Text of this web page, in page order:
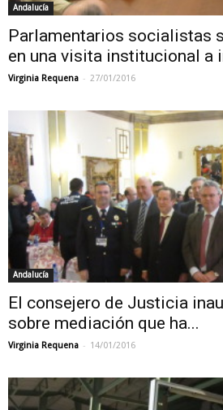
Andalucía
Parlamentarios socialistas
en una visita institucional a
Virginia Requena - 27/01/2016
Andalucía
El consejero de Justicia
sobre mediación que ha...
Virginia Requena - 14/01/2016